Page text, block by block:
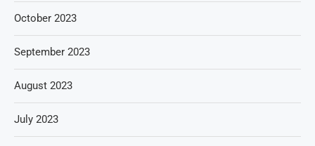
October 2023
September 2023
August 2023
July 2023